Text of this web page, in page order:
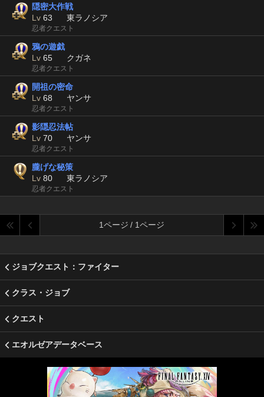
隠密大作戦
Lv 63 東ラノシア
忍者クエスト
鴉の遊戯
Lv 65 クガネ
忍者クエスト
開祖の密命
Lv 68 ヤンサ
忍者クエスト
影隠忍法帖
Lv 70 ヤンサ
忍者クエスト
朧げな秘策
Lv 80 東ラノシア
忍者クエスト
1ページ / 1ページ
ジョブクエスト：ファイター
クラス・ジョブ
クエスト
エオルゼアデータベース